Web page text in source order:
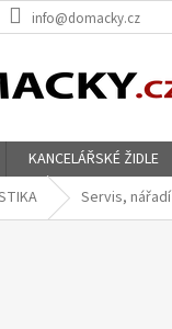
info@domacky.cz
KANCELÁŘSKÉ ŽIDLE
Servis, nářadí